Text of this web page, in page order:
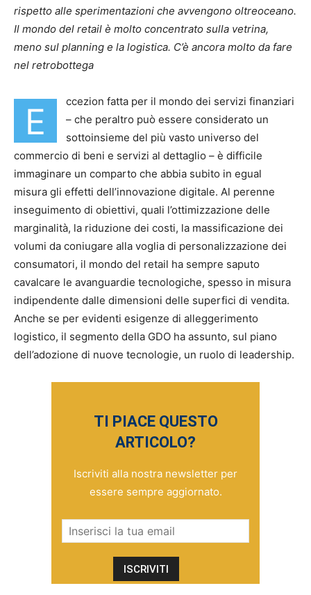
rispetto alle sperimentazioni che avvengono oltreoceano.
Il mondo del retail è molto concentrato sulla vetrina,
meno sul planning e la logistica. C’è ancora molto da fare
nel retrobottega
E
ccezion fatta per il mondo dei servizi finanziari
– che peraltro può essere considerato un
sottoinsieme del più vasto universo del
commercio di beni e servizi al dettaglio – è difficile
immaginare un comparto che abbia subito in egual
misura gli effetti dell’innovazione digitale. Al perenne
inseguimento di obiettivi, quali l’ottimizzazione delle
marginalità, la riduzione dei costi, la massificazione dei
volumi da coniugare alla voglia di personalizzazione dei
consumatori, il mondo del retail ha sempre saputo
cavalcare le avanguardie tecnologiche, spesso in misura
indipendente dalle dimensioni delle superfici di vendita.
Anche se per evidenti esigenze di alleggerimento
logistico, il segmento della GDO ha assunto, sul piano
dell’adozione di nuove tecnologie, un ruolo di leadership.
TI PIACE QUESTO
ARTICOLO?
Iscriviti alla nostra newsletter per
essere sempre aggiornato.